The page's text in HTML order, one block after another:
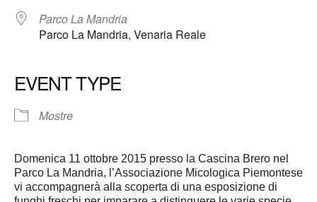
Parco La Mandria
Parco La Mandria, Venaria Reale
EVENT TYPE
Mostre
Domenica 11 ottobre 2015 presso la Cascina Brero nel
Parco La Mandria, l’Associazione Micologica Piemontese
vi accompagnerà alla scoperta di una esposizione di